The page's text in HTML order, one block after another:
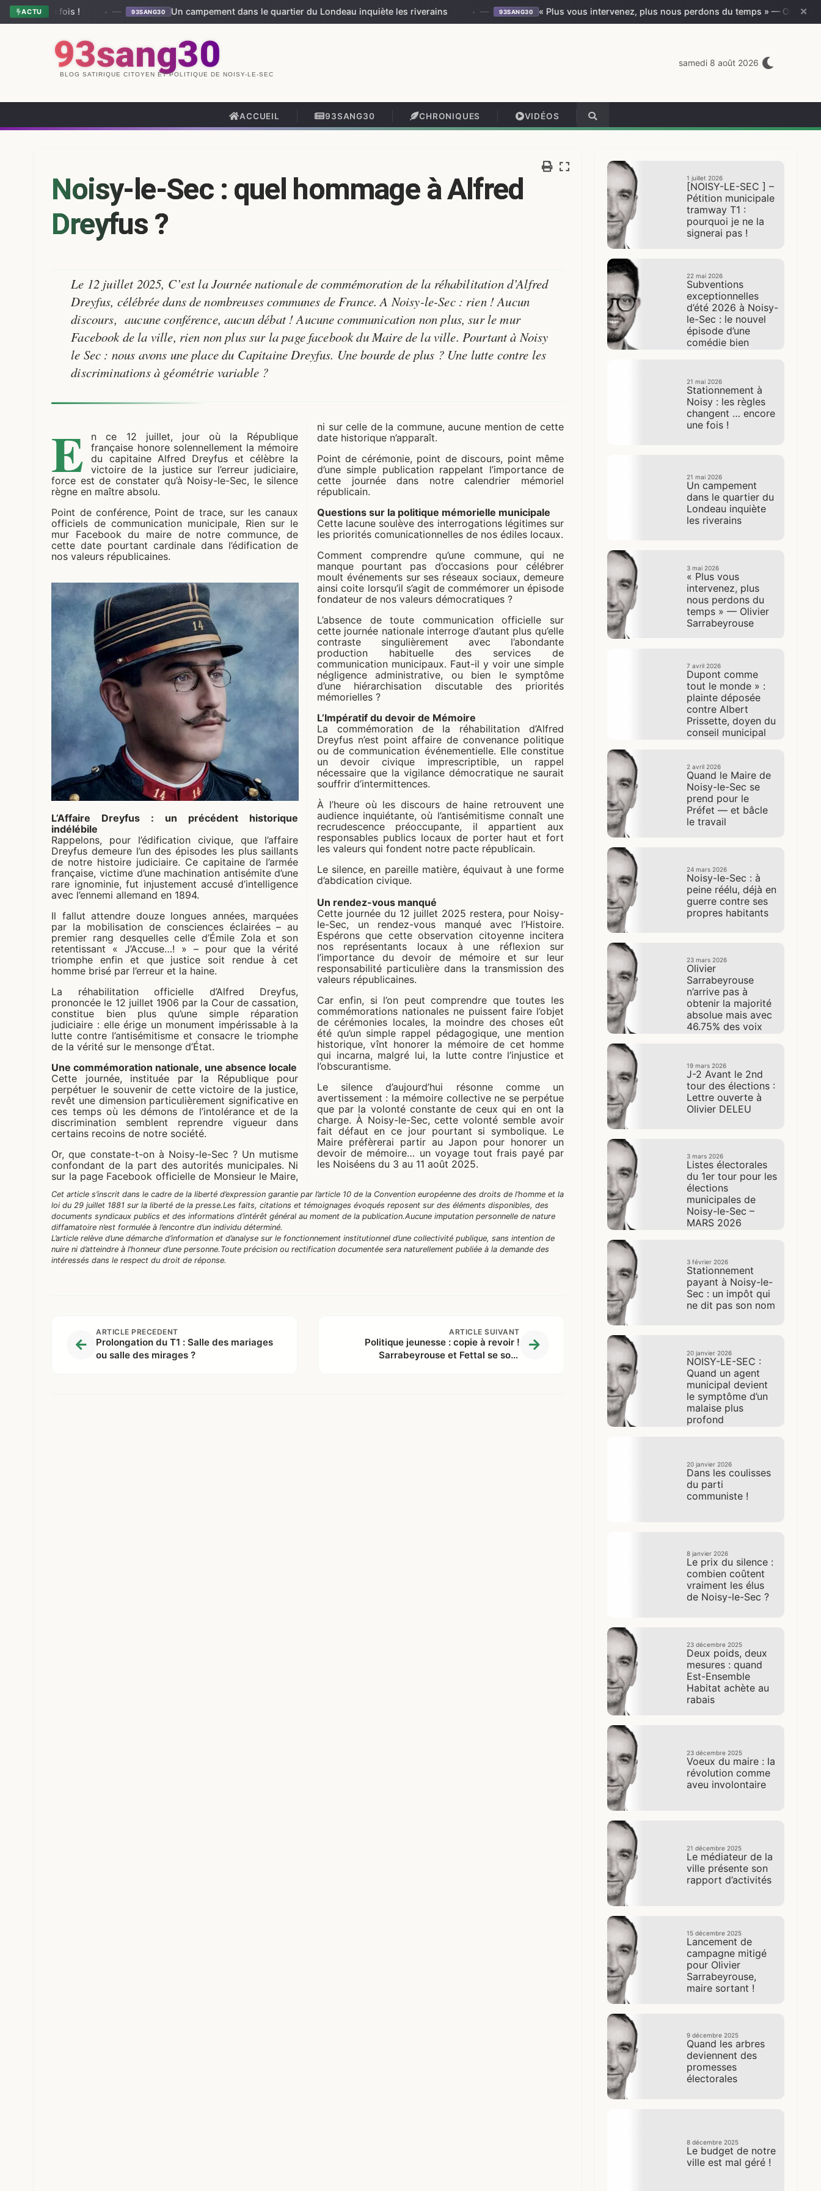
ACTU
! — 93SANG30 Un campement dans le quartier du Londeau inquiète les riverains — 93SANG30 « Plus vous intervenez, plus nous perdons du temps » — Olivier Sarrabeyrouse
93sang30
BLOG SATIRIQUE CITOYEN ET POLITIQUE DE NOISY-LE-SEC
samedi 8 août 2026
ACCUEIL 93SANG30 CHRONIQUES VIDÉOS
Noisy-le-Sec : quel hommage à Alfred
Dreyfus ?
Le 12 juillet 2025, C’est la Journée nationale de commémoration de la réhabilitation d’Alfred
Dreyfus, célébrée dans de nombreuses communes de France. A Noisy-le-Sec : rien ! Aucun
discours, aucune conférence, aucun débat ! Aucune communication non plus, sur le mur
Facebook de la ville, rien non plus sur la page facebook du Maire de la ville. Pourtant à Noisy
le Sec : nous avons une place du Capitaine Dreyfus. Une bourde de plus ? Une lutte contre les
discriminations à géométrie variable ?
E
n ce 12 juillet, jour où la République
française honore solennellement la mémoire
du capitaine Alfred Dreyfus et célèbre la
victoire de la justice sur l’erreur judiciaire,
force est de constater qu’à Noisy-le-Sec, le silence
règne en maître absolu.
Point de conférence, Point de trace, sur les canaux
officiels de communication municipale, Rien sur le
mur Facebook du maire de notre communce, de
cette date pourtant cardinale dans l’édification de
nos valeurs républicaines.
L’Affaire Dreyfus : un précédent historique
indélébile
Rappelons, pour l’édification civique, que l’affaire
Dreyfus demeure l’un des épisodes les plus saillants
de notre histoire judiciaire. Ce capitaine de l’armée
française, victime d’une machination antisémite d’une
rare ignominie, fut injustement accusé d’intelligence
avec l’ennemi allemand en 1894.
Il fallut attendre douze longues années, marquées
par la mobilisation de consciences éclairées – au
premier rang desquelles celle d’Émile Zola et son
retentissant « J’Accuse…! » – pour que la vérité
triomphe enfin et que justice soit rendue à cet
homme brisé par l’erreur et la haine.
La réhabilitation officielle d’Alfred Dreyfus,
prononcée le 12 juillet 1906 par la Cour de cassation,
constitue bien plus qu’une simple réparation
judiciaire : elle érige un monument impérissable à la
lutte contre l’antisémitisme et consacre le triomphe
de la vérité sur le mensonge d’État.
Une commémoration nationale, une absence locale
Cette journée, instituée par la République pour
perpétuer le souvenir de cette victoire de la justice,
revêt une dimension particulièrement significative en
ces temps où les démons de l’intolérance et de la
discrimination semblent reprendre vigueur dans
certains recoins de notre société.
Or, que constate-t-on à Noisy-le-Sec ? Un mutisme
confondant de la part des autorités municipales. Ni
sur la page Facebook officielle de Monsieur le Maire,
ni sur celle de la commune, aucune mention de cette
date historique n’apparaît.
Point de cérémonie, point de discours, point même
d’une simple publication rappelant l’importance de
cette journée dans notre calendrier mémoriel
républicain.
Questions sur la politique mémorielle municipale
Cette lacune soulève des interrogations légitimes sur
les priorités comunicationnelles de nos édiles locaux.
Comment comprendre qu’une commune, qui ne
manque pourtant pas d’occasions pour célébrer
moult événements sur ses réseaux sociaux, demeure
ainsi coite lorsqu’il s’agit de commémorer un épisode
fondateur de nos valeurs démocratiques ?
L’absence de toute communication officielle sur
cette journée nationale interroge d’autant plus qu’elle
contraste singulièrement avec l’abondante
production habituelle des services de
communication municipaux. Faut-il y voir une simple
négligence administrative, ou bien le symptôme
d’une hiérarchisation discutable des priorités
mémorielles ?
L’Impératif du devoir de Mémoire
La commémoration de la réhabilitation d’Alfred
Dreyfus n’est point affaire de convenance politique
ou de communication événementielle. Elle constitue
un devoir civique imprescriptible, un rappel
nécessaire que la vigilance démocratique ne saurait
souffrir d’intermittences.
À l’heure où les discours de haine retrouvent une
audience inquiétante, où l’antisémitisme connaît une
recrudescence préoccupante, il appartient aux
responsables publics locaux de porter haut et fort
les valeurs qui fondent notre pacte républicain.
Le silence, en pareille matière, équivaut à une forme
d’abdication civique.
Un rendez-vous manqué
Cette journée du 12 juillet 2025 restera, pour Noisy-
le-Sec, un rendez-vous manqué avec l’Histoire.
Espérons que cette observation citoyenne incitera
nos représentants locaux à une réflexion sur
l’importance du devoir de mémoire et sur leur
responsabilité particulière dans la transmission des
valeurs républicaines.
Car enfin, si l’on peut comprendre que toutes les
commémorations nationales ne puissent faire l’objet
de cérémonies locales, la moindre des choses eût
été qu’un simple rappel pédagogique, une mention
historique, vînt honorer la mémoire de cet homme
qui incarna, malgré lui, la lutte contre l’injustice et
l’obscurantisme.
Le silence d’aujourd’hui résonne comme un
avertissement : la mémoire collective ne se perpétue
que par la volonté constante de ceux qui en ont la
charge. À Noisy-le-Sec, cette volonté semble avoir
fait défaut en ce jour pourtant si symbolique. Le
Maire préfèrerai partir au Japon pour honorer un
devoir de mémoire… un voyage tout frais payé par
les Noiséens du 3 au 11 août 2025.
Cet article s’inscrit dans le cadre de la liberté d’expression garantie par l’article 10 de la Convention européenne des droits de l’homme et la
loi du 29 juillet 1881 sur la liberté de la presse.Les faits, citations et témoignages évoqués reposent sur des éléments disponibles, des
documents syndicaux publics et des informations d’intérêt général au moment de la publication.Aucune imputation personnelle de nature
diffamatoire n’est formulée à l’encontre d’un individu déterminé.
L’article relève d’une démarche d’information et d’analyse sur le fonctionnement institutionnel d’une collectivité publique, sans intention de
nuire ni d’atteindre à l’honneur d’une personne. Toute précision ou rectification documentée sera naturellement publiée à la demande des
intéressés dans le respect du droit de réponse.
ARTICLE PRÉCÉDENT
Prolongation du T1 : Salle des mariages
ou salle des mirages ?
ARTICLE SUIVANT
Politique jeunesse : copie à revoir !
Sarrabeyrouse et Fettal se sont
1 juillet 2026
[NOISY-LE-SEC ] –
Pétition municipale
tramway T1 :
pourquoi je ne la
signerai pas !
22 mai 2026
Subventions
exceptionnelles
d’été 2026 à Noisy-
le-Sec : le nouvel
épisode d’une
comédie bien
21 mai 2026
Stationnement à
Noisy : les règles
changent … encore
une fois !
21 mai 2026
Un campement
dans le quartier du
Londeau inquiète
les riverains
3 mai 2026
« Plus vous
intervenez, plus
nous perdons du
temps » — Olivier
Sarrabeyrouse
7 avril 2026
Dupont comme
tout le monde » :
plainte déposée
contre Albert
Prissette, doyen du
conseil municipal
2 avril 2026
Quand le Maire de
Noisy-le-Sec se
prend pour le
Préfet — et bâcle
le travail
24 mars 2026
Noisy-le-Sec : à
peine réélu, déjà en
guerre contre ses
propres habitants
23 mars 2026
Olivier
Sarrabeyrouse
n’arrive pas à
obtenir la majorité
absolue mais avec
46.75% des voix
municipales
19 mars 2026
J-2 Avant le 2nd
tour des élections :
Lettre ouverte à
Olivier DELEU
3 mars 2026
Listes électorales
du 1er tour pour les
élections
municipales de
Noisy-le-Sec –
MARS 2026
3 février 2026
Stationnement
payant à Noisy-le-
Sec : un impôt qui
ne dit pas son nom
20 janvier 2026
NOISY-LE-SEC :
Quand un agent
municipal devient
le symptôme d’un
malaise plus
profond
20 janvier 2026
Dans les coulisses
du parti
communiste !
8 janvier 2026
Le prix du silence :
combien coûtent
vraiment les élus
de Noisy-le-Sec ?
23 décembre 2025
Deux poids, deux
mesures : quand
Est-Ensemble
Habitat achète au
rabais
23 décembre 2025
Voeux du maire : la
révolution comme
aveu involontaire
21 décembre 2025
Le médiateur de la
ville présente son
rapport d’activités
15 décembre 2025
Lancement de
campagne mitigé
pour Olivier
Sarrabeyrouse,
maire sortant !
9 décembre 2025
Quand les arbres
deviennent des
promesses
électorales
8 décembre 2025
Le budget de notre
ville est mal géré !